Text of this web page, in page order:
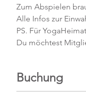
Zum Abspielen
Alle Infos zur
PS. Für
Du möchtest
Buchung